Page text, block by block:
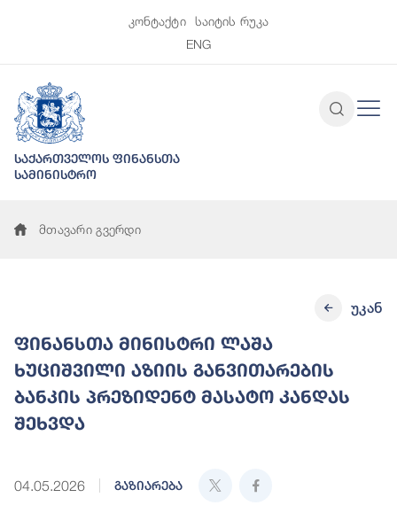
კონტაქტი
საიტის რუკა
ENG
საქართველოს ფინანსთა
სამინისტრო
მთავარი გვერდი
ფინანსთა მინისტრი ლაშა
ხუციშვილი აზიის განვითარების
ბანკის პრეზიდენტ მასატო კანდას
შეხვდა
04.05.2026 გაზიარება
უკან